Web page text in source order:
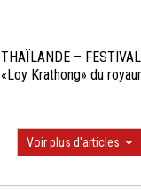
THAÏLANDE –
«Loy Krathong» du
Voir plus d'articles